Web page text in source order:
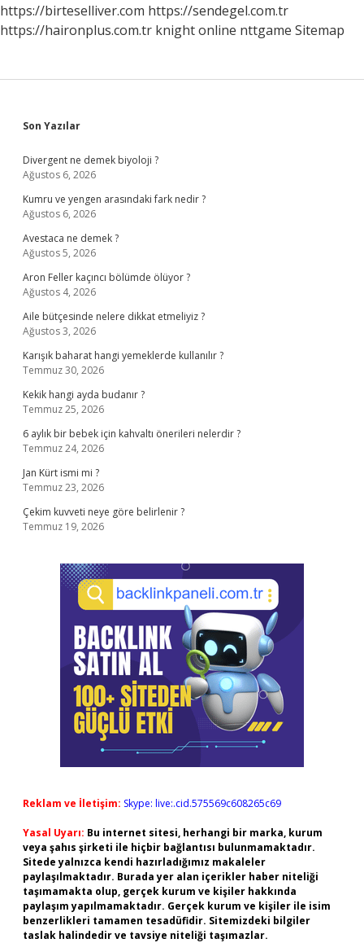
https://birteselliver.com https://sendegel.com.tr
https://haironplus.com.tr knight online nttgame Sitemap
Sidebar
Son Yazılar
Divergent ne demek biyoloji ?
Ağustos 6, 2026
Kumru ve yengen arasındaki fark nedir ?
Ağustos 6, 2026
Avestaca ne demek ?
Ağustos 5, 2026
Aron Feller kaçıncı bölümde ölüyor ?
Ağustos 4, 2026
Aile bütçesinde nelere dikkat etmeliyiz ?
Ağustos 3, 2026
Karışık baharat hangi yemeklerde kullanılır ?
Temmuz 30, 2026
Kekik hangi ayda budanır ?
Temmuz 25, 2026
6 aylık bir bebek için kahvaltı önerileri nelerdir ?
Temmuz 24, 2026
Jan Kürt ismi mi ?
Temmuz 23, 2026
Çekim kuvveti neye göre belirlenir ?
Temmuz 19, 2026
Reklam ve İletişim: Skype: live:.cid.575569c608265c69
Yasal Uyarı: Bu internet sitesi, herhangi bir marka, kurum
veya şahıs şirketi ile hiçbir bağlantısı bulunmamaktadır.
Sitede yalnızca kendi hazırladığımız makaleler
paylaşılmaktadır. Burada yer alan içerikler haber niteliği
taşımamakta olup, gerçek kurum ve kişiler hakkında
paylaşım yapılmamaktadır. Gerçek kurum ve kişiler ile isim
benzerlikleri tamamen tesadüfidir. Sitemizdeki bilgiler
taslak halindedir ve tavsiye niteliği taşımazlar.